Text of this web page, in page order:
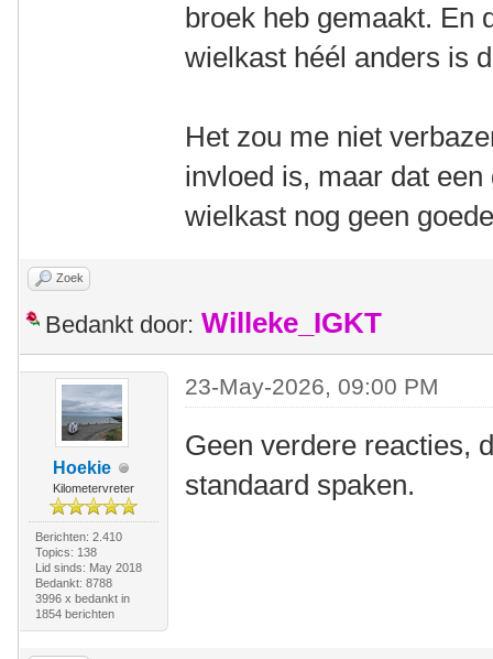
broek heb gemaakt. En
wielkast héél anders is
Het zou me niet
invloed is, maar dat
wielkast nog geen
Zoek
Bedankt door: Willeke_IGKT
Hoekie
Kilometervreter
Berichten: 2.410
Topics: 138
Lid sinds: May 2018
Bedankt: 8788
3996 x bedankt in
1854 berichten
23-May-2026, 09:00 PM
Geen verdere reacties,
standaard spaken.